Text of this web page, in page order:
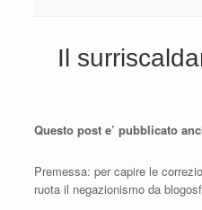
Il
Questo post e’ pubblicato
Premessa: per capire le
ruota il negazionismo da